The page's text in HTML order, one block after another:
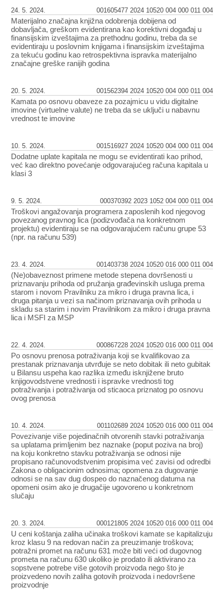
Materijalno značajna knjižna odobrenja dobijena od
dobavljača, greškom evidentirana kao korektivni događaj u
finansijskim izveštajima za prethodnu godinu, treba da se
evidentiraju u poslovnim knjigama i finansijskim izveštajima
za tekuću godinu kao retrospektivna ispravka materijalno
značajne greške ranijih godina
24. 5. 2024. 001605477 2024 10520 004 000 011 004
Kamata po osnovu obaveze za pozajmicu u vidu digitalne
imovine (virtuelne valute) ne treba da se uključi u nabavnu
vrednost te imovine
20. 5. 2024. 001562394 2024 10520 004 000 011 004
Dodatne uplate kapitala ne mogu se evidentirati kao prihod,
već kao direktno povećanje odgovarajućeg računa kapitala u
klasi 3
10. 5. 2024. 001516927 2024 10520 004 000 011 004
Troškovi angažovanja programera zaposlenih kod njegovog
povezanog pravnog lica (podizvođača na konkretnom
projektu) evidentiraju se na odgovarajućem računu grupe 53
(npr. na računu 539)
9. 5. 2024. 000370392 2023 1052 004 000 011 004
(Ne)obaveznost primene metode stepena dovršenosti u
priznavanju prihoda od pružanja građevinskih usluga prema
starom i novom Pravilniku za mikro i druga pravna lica, i
druga pitanja u vezi sa načinom priznavanja ovih prihoda u
skladu sa starim i novim Pravilnikom za mikro i druga pravna
lica i MSFI za MSP
23. 4. 2024. 001403738 2024 10520 016 000 011 004
Po osnovu prenosa potraživanja koji se kvalifikovao za
prestanak priznavanja utvrđuje se neto dobitak ili neto gubitak
u Bilansu uspeha kao razlika između isknjižene bruto
knjigovodstvene vrednosti i ispravke vrednosti tog
potraživanja i potraživanja od sticaoca priznatog po osnovu
ovog prenosa
22. 4. 2024. 000867228 2024 10520 016 000 011 004
Povezivanje više pojedinačnih otvorenih stavki potraživanja
sa uplatama primljenim bez naznake (poput poziva na broj)
na koju konkretno stavku potraživanja se odnosi nije
propisano računovodstvenim propisima već zavisi od odredbi
Zakona o obligacionim odnosima; opomena za dugovanje
odnosi se na sav dug dospeo do naznačenog datuma na
opomeni osim ako je drugačije ugovoreno u konkretnom
slučaju
10. 4. 2024. 001102689 2024 10520 016 000 011 004
U ceni koštanja zaliha učinaka troškovi kamate se kapitalizuju
kroz klasu 9 na redovan način za preuzimanje troškova;
potražni promet na računu 631 može biti veći od dugovnog
prometa na računu 630 ukoliko je prodato ili aktivirano za
sopstvene potrebe više gotovih proizvoda nego što je
proizvedeno novih zaliha gotovih proizvoda i nedovršene
proizvodnje
20. 3. 2024. 000121805 2024 10520 016 000 011 004